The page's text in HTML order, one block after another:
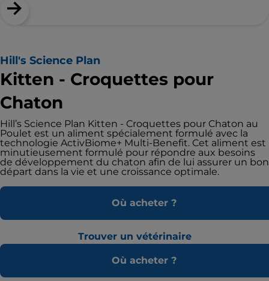
Hill's Science Plan
Kitten - Croquettes pour
Chaton
Hill’s Science Plan Kitten - Croquettes pour Chaton au
Poulet est un aliment spécialement formulé avec la
technologie ActivBiome+ Multi-Benefit. Cet aliment est
minutieusement formulé pour répondre aux besoins
de développement du chaton afin de lui assurer un bon
départ dans la vie et une croissance optimale.
Où acheter ?
Trouver un vétérinaire
Où acheter ?